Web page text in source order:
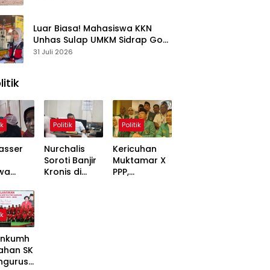
Luar Biasa! Mahasiswa KKN
Unhas Sulap UMKM Sidrap Go
Digital dalam Hitungan Hari
31 Juli 2026
Dinilai
Politik
Nurchalis
Soroti Banjir
Kronis di
Politik
Kericuhan
Muktamar X
PPP,
SK